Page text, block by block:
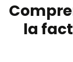
la